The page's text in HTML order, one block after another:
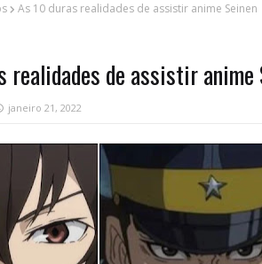
As 10 duras realidades de assistir anime Seinen
realidades de assistir anime
janeiro 21, 2022